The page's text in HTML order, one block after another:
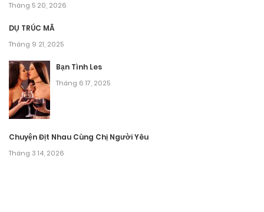
Tháng 5 20, 2026
DỤ TRÚC MÃ
Tháng 9 21, 2025
Bạn Tình Les
Tháng 6 17, 2025
Chuyện Địt Nhau Cùng Chị Người Yêu
Tháng 3 14, 2026